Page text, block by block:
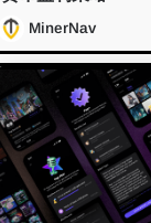
MinerNav